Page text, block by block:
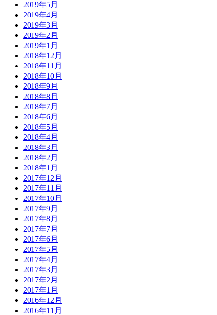
2019年5月
2019年4月
2019年3月
2019年2月
2019年1月
2018年12月
2018年11月
2018年10月
2018年9月
2018年8月
2018年7月
2018年6月
2018年5月
2018年4月
2018年3月
2018年2月
2018年1月
2017年12月
2017年11月
2017年10月
2017年9月
2017年8月
2017年7月
2017年6月
2017年5月
2017年4月
2017年3月
2017年2月
2017年1月
2016年12月
2016年11月